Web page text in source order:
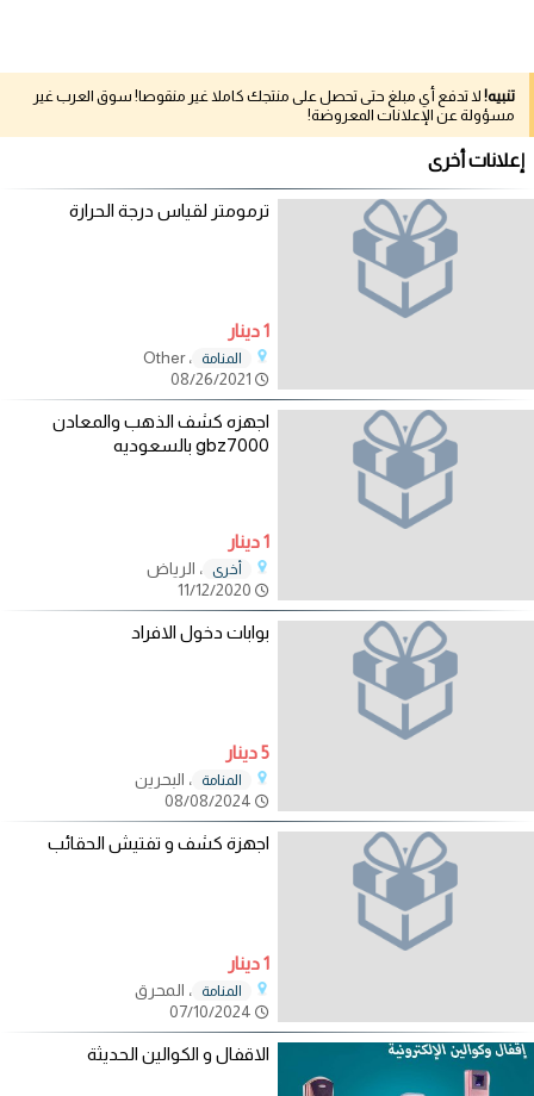
تنبيه! لا تدفع أي مبلغ حتى تحصل على منتجك كاملا غير منقوصا! سوق العرب غير
مسؤولة عن الإعلانات المعروضة!
إعلانات أخرى
ترمومتر لقياس درجة الحرارة
1 دينار
المنامة
، Other
اجهزه كشف الذهب والمعادن
gbz7000 بالسعوديه
1 دينار
أخرى
، الرياض
بوابات دخول الافراد
5 دينار
المنامة
، البحرين
اجهزة كشف و تفتيش الحقائب
1 دينار
المنامة
، المحرق
الاقفال و الكوالين الحديثة